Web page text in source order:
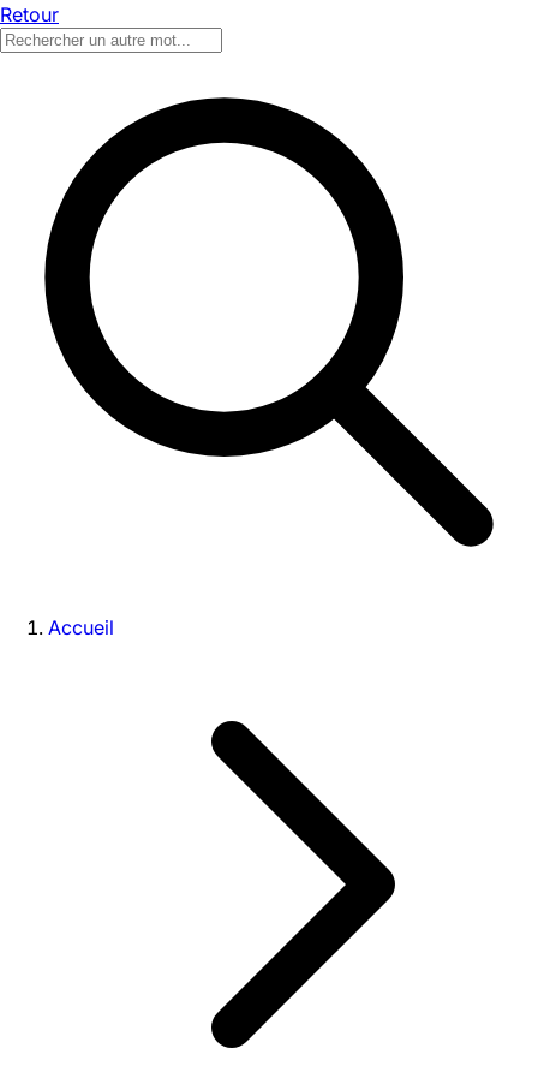
Retour
Accueil